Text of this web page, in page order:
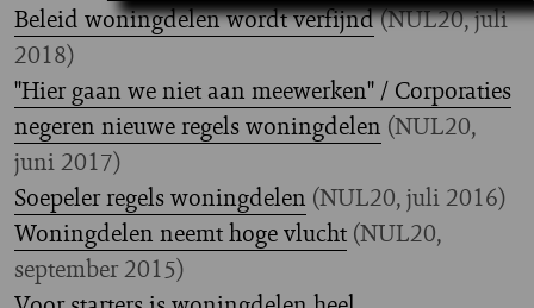
Beleid woningdelen wordt verfijnd(NUL20, juli
2018)
"Hier gaan we niet aan meewerken" / Corporaties
negeren nieuwe regels woningdelen (NUL20,
juni 2017)
Soepeler regels woningdelen (NUL20, juli 2016)
Woningdelen neemt hoge vlucht (NUL20,
september 2015)